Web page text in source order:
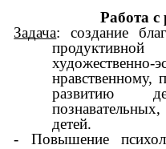
Работа с
Задача: создание
художественно-
нравственному,
развитию
детей.
- Повышение